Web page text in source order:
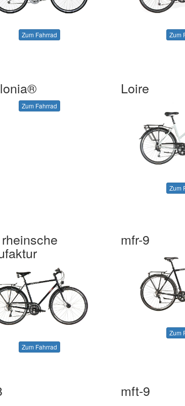
Zum Fahrrad Zum
Zum Fahrrad
Loire
Zum
Zum Fahrrad
mfr-9
Zum
mft-9